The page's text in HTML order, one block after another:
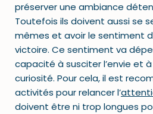
préserver une ambiance
Toutefois ils doivent aussi se
mêmes et avoir le sentiment
victoire. Ce sentiment va
capacité à susciter l’envie et
curiosité. Pour cela, il est
activités pour relancer l’
doivent être ni trop longues